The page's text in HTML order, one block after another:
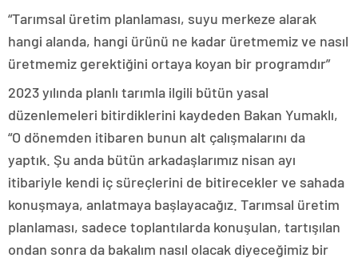
“Tarımsal üretim planlaması, suyu merkeze alarak
hangi alanda, hangi ürünü ne kadar üretmemiz ve nasıl
üretmemiz gerektiğini ortaya koyan bir programdır”
2023 yılında planlı tarımla ilgili bütün yasal
düzenlemeleri bitirdiklerini kaydeden Bakan Yumaklı,
“O dönemden itibaren bunun alt çalışmalarını da
yaptık. Şu anda bütün arkadaşlarımız nisan ayı
itibariyle kendi iç süreçlerini de bitirecekler ve sahada
konuşmaya, anlatmaya başlayacağız. Tarımsal üretim
planlaması, sadece toplantılarda konuşulan, tartışılan
ondan sonra da bakalım nasıl olacak diyeceğimiz bir